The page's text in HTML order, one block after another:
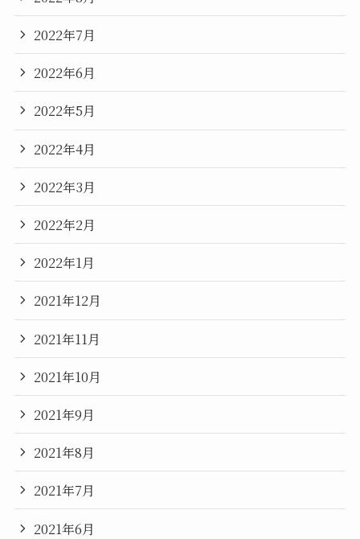
2022年7月
2022年6月
2022年5月
2022年4月
2022年3月
2022年2月
2022年1月
2021年12月
2021年11月
2021年10月
2021年9月
2021年8月
2021年7月
2021年6月